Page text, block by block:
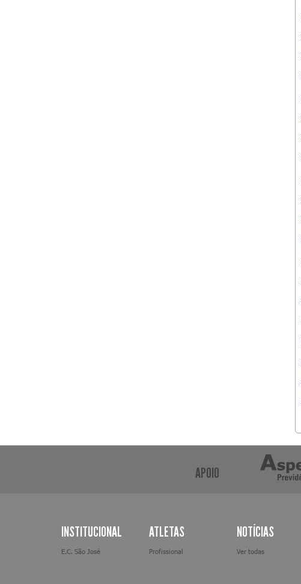
APOIO
INSTITUCIONAL
E.C. São José
ATLETAS
Profissional
NOTÍCIAS
Ver todas